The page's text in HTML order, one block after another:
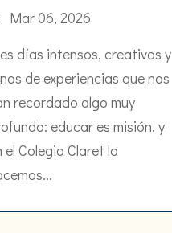
Mar 06, 2026
días intensos, creativos y
de experiencias que nos
recordado algo muy
educar es misión, y
el Colegio Claret lo